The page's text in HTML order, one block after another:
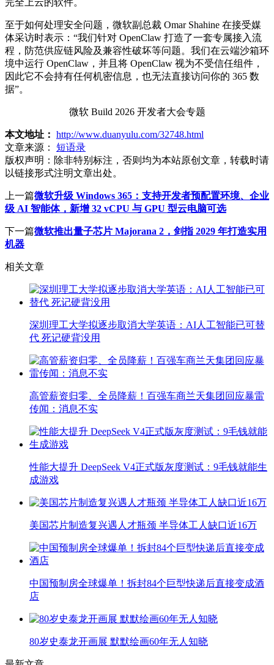
至于如何处理安全问题，微软副总裁 Omar Shahine 在接受媒
体采访时表示：“我们针对 OpenClaw 打造了一套专属接入流
程，防范供应链风险及兼容性破坏等问题。我们在云端沙箱环
境中运行 OpenClaw，并且将 OpenClaw 视为不受信任组件，
因此它不会持有任何机密信息，也无法直接访问你的 365 数
据”。
微软 Build 2026 开发者大会专题
本文地址： http://www.duanyulu.com/32748.html
文章来源：
短语录
版权声明： 除非特别标注，否则均为本站原创文章，转载时请
以链接形式注明文章出处。
上一篇微软升级 Windows 365：支持开发者预配置环境、企业
级 AI 智能体，新增 32 vCPU 与 GPU 型云电脑可选
下一篇微软推出量子芯片 Majorana 2，剑指 2029 年打造实用
机器
相关文章
深圳理工大学拟逐步取消大学英语：AI人工智能已可替
代 死记硬背没用
高管薪资归零、全员降薪！百强车商兰天集团回应暴雷
传闻：消息不实
性能大提升 DeepSeek V4正式版灰度测试：9毛钱就能生
成游戏
美国芯片制造复兴遇人才瓶颈 半导体工人缺口近16万
中国预制房全球爆单！拆封84个巨型快递后直接变成酒
店
80岁史泰龙开画展 默默绘画60年无人知晓